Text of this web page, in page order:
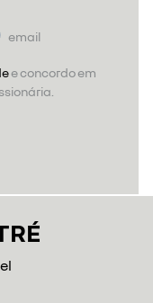
email
e concordo em